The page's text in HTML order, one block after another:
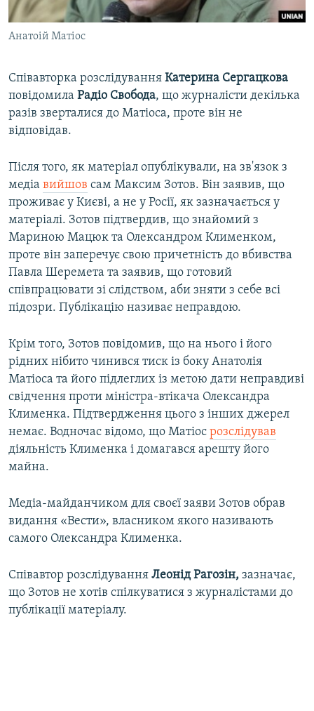
Анатоій Матіос
Співавторка розслідування Катерина Сергацкова
повідомила Радіо Свобода, що журналісти декілька
разів зверталися до Матіоса, проте він не
відповідав.
Після того, як матеріал опублікували, на зв'язок з
медіа вийшов сам Максим Зотов. Він заявив, що
проживає у Києві, а не у Росії, як зазначається у
матеріалі. Зотов підтвердив, що знайомий з
Мариною Мацюк та Олександром Клименком,
проте він заперечує свою причетність до вбивства
Павла Шеремета та заявив, що готовий
співпрацювати зі слідством, аби зняти з себе всі
підозри. Публікацію називає неправдою.
Крім того, Зотов повідомив, що на нього і його
рідних нібито чинився тиск із боку Анатолія
Матіоса та його підлеглих із метою дати неправдиві
свідчення проти міністра-втікача Олександра
Клименка. Підтвердження цього з інших джерел
немає. Водночас відомо, що Матіос розслідував
діяльність Клименка і домагався арешту його
майна.
Медіа-майданчиком для своєї заяви Зотов обрав
видання «Вести», власником якого називають
самого Олександра Клименка.
Співавтор розслідування Леонід Рагозін, зазначає,
що Зотов не хотів спілкуватися з журналістами до
публікації матеріалу.